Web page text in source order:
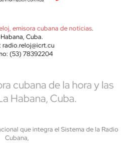
emisora cubana de noticias.
Cuba.
radio.reloj@icrt.cu
(53) 78392204
cubana de la hora y las
Habana, Cuba.
que integra el Sistema de la Radio
Cubana,